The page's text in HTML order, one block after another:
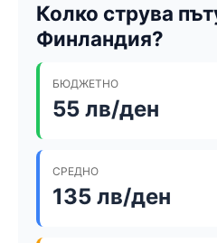
Колко струва
Финландия?
БЮДЖЕТНО
55 лв/ден
СРЕДНО
135 лв/ден